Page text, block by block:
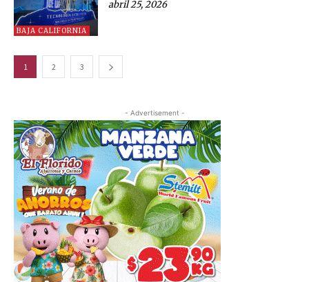
BAJA CALIFORNIA
abril 25, 2026
1 2 3
- Advertisement -